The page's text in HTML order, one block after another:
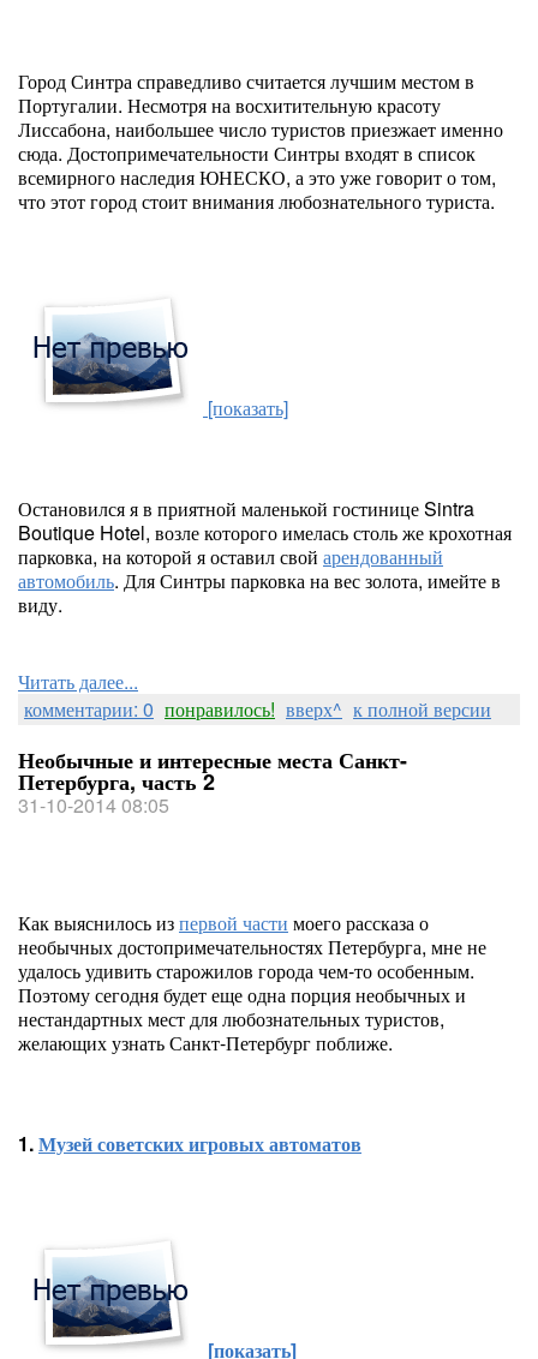
Город Синтра справедливо считается лучшим местом в
Португалии. Несмотря на восхитительную красоту
Лиссабона, наибольшее число туристов приезжает именно
сюда. Достопримечательности Синтры входят в список
всемирного наследия ЮНЕСКО, а это уже говорит о том,
что этот город стоит внимания любознательного туриста.
[показать]
Остановился я в приятной маленькой гостинице Sintra
Boutique Hotel, возле которого имелась столь же крохотная
парковка, на которой я оставил свой арендованный
автомобиль. Для Синтры парковка на вес золота, имейте в
виду.
Читать далее...
комментарии: 0 понравилось! вверх^ к полной версии
Необычные и интересные места Санкт-
Петербурга, часть 2
31-10-2014 08:05
Как выяснилось изпервой части моего рассказа о
необычных достопримечательностях Петербурга, мне не
удалось удивить старожилов города чем-то особенным.
Поэтому сегодня будет еще одна порция необычных и
нестандартных мест для любознательных туристов,
желающих узнать Санкт-Петербург поближе.
1.Музей советских игровых автоматов
[показать]